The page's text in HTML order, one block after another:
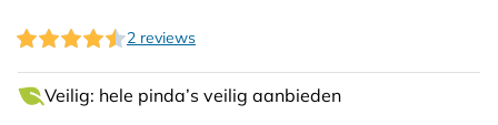
2 reviews
Veilig: hele pinda’s veilig aanbieden